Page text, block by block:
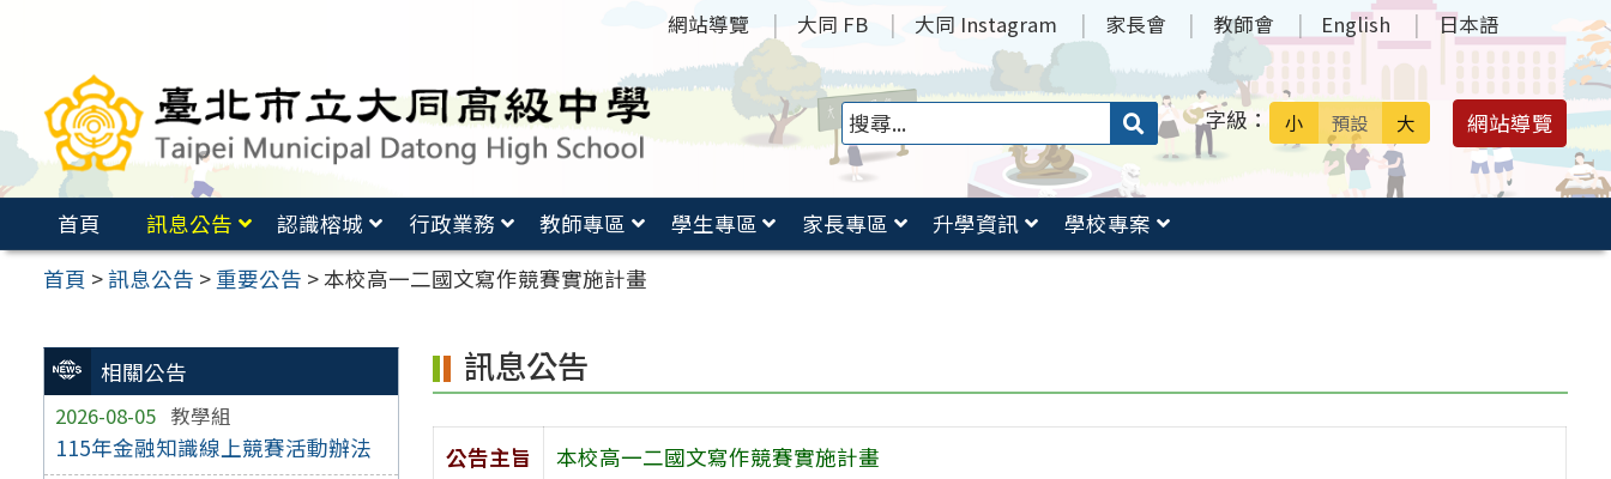
要
容
網站導覽 大同 FB 大同 Instagram 家長會 教師會 English 日本語
搜
送出 字級： 小 預設 大 網站導覽
首頁 訊息公告 認識榕城 行政業務 教師專區 學生專區 家長專區 升學資訊
學校專案
首頁 >訊息公告 > 重要公告 >本校高一二國文寫作競賽實施計畫
相關公告
2026-08-05 教學組
115年金融知識線上競賽活動辦法
訊息公告
公告主旨
本校高一二國文寫作競賽實施計畫